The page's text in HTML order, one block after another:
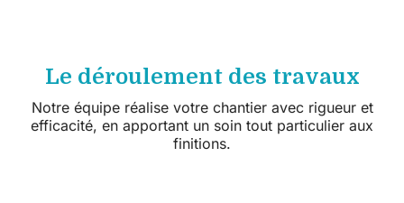
Le déroulement des travaux
Notre équipe réalise votre chantier avec rigueur et
efficacité, en apportant un soin tout particulier aux
finitions.